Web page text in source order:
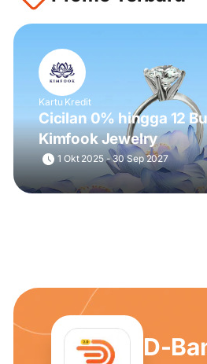
Kartu Kredit
Cicilan 0% hingga 12
Kimfook Jewelry
1 Okt 2025 - 30 Sep 2027
D-